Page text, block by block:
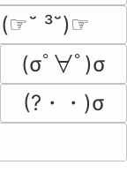
(☞˘ ³˘)☞
(σﾟ∀ﾟ)σ
(?・・)σ